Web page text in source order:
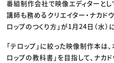
番組制作会社で映像エディターと
講師も務めるクリエイター・ナカド
ロップのつくり方」が1月24日（水）
「テロップ」に絞った映像制作本は
ロップの教科書」を目指して、ナカ